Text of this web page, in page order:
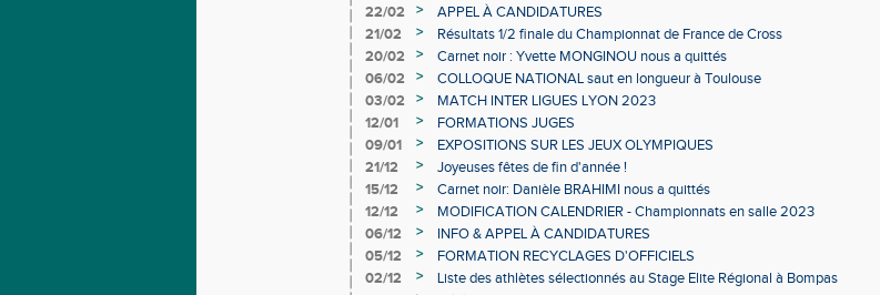
22/02
>
APPEL À CANDIDATURES
21/02
>
Résultats 1/2 finale du Championnat de France de Cross
20/02
>
Carnet noir : Yvette MONGINOU nous a quittés
06/02
>
COLLOQUE NATIONAL saut en longueur à Toulouse
03/02
>
MATCH INTER LIGUES LYON 2023
12/01
>
FORMATIONS JUGES
09/01
>
EXPOSITIONS SUR LES JEUX OLYMPIQUES
21/12
>
Joyeuses fêtes de fin d'année !
15/12
>
Carnet noir: Danièle BRAHIMI nous a quittés
12/12
>
MODIFICATION CALENDRIER - Championnats en salle 2023
06/12
>
INFO & APPEL À CANDIDATURES
05/12
>
FORMATION RECYCLAGES D'OFFICIELS
02/12
>
Liste des athlètes sélectionnés au Stage Elite Régional à Bompas